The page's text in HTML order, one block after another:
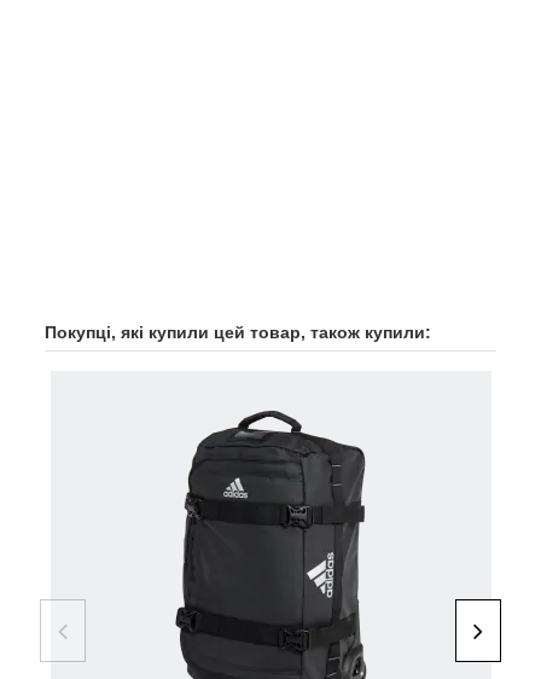
Покупці, які купили цей товар, також купили: